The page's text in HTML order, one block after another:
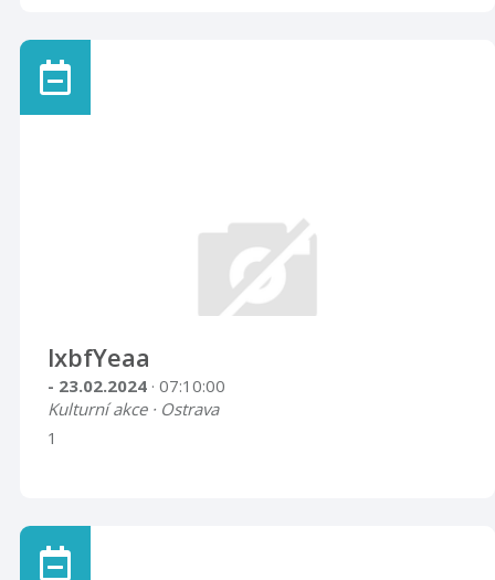
lxbfYeaa
- 23.02.2024 · 07:10:00
Kulturní akce · Ostrava
1